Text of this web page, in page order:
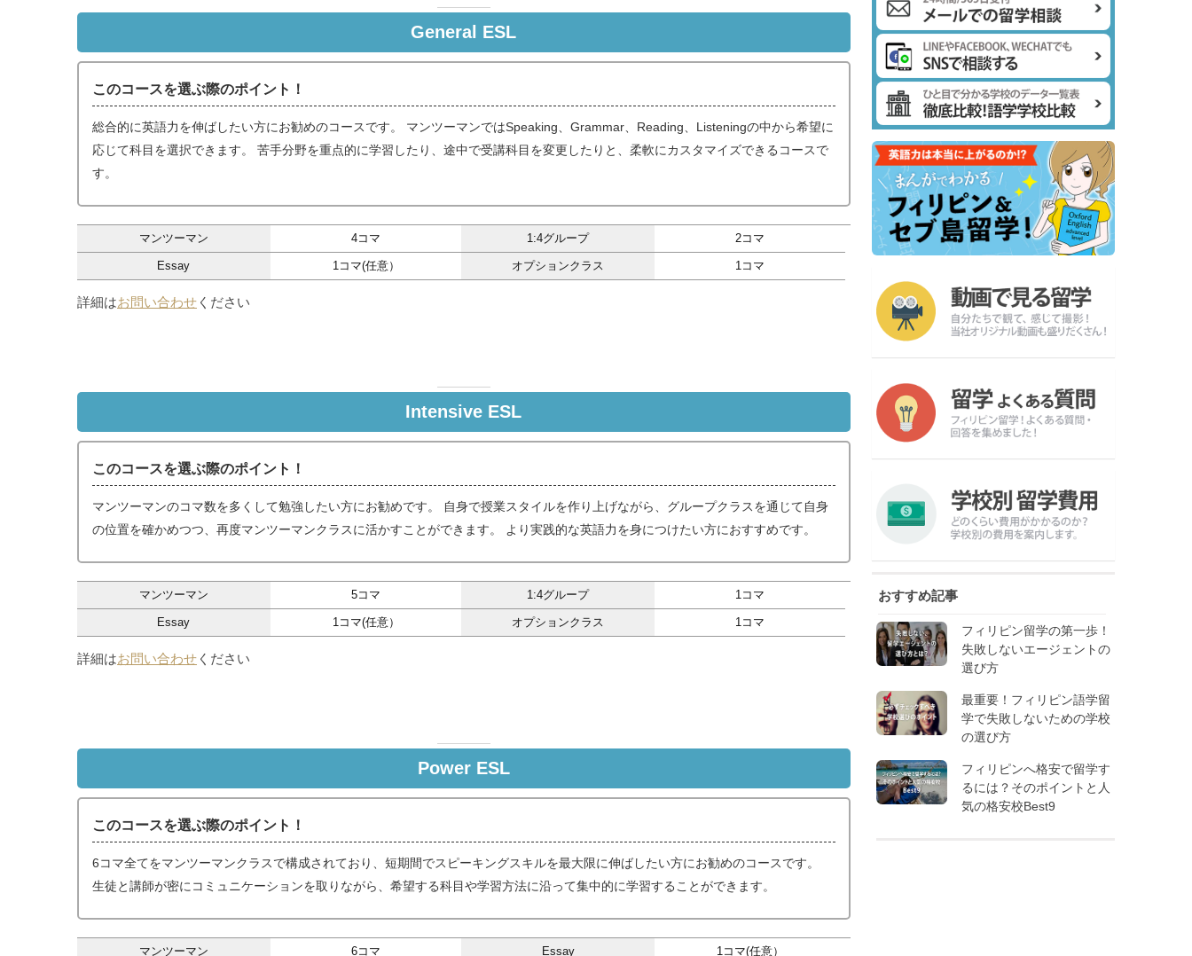
General ESL
このコースを選ぶ際のポイント！
総合的に英語力を伸ばしたい方にお勧めのコースです。 マンツーマンではSpeaking、Grammar、Reading、Listeningの中から希望に
応じて科目を選択できます。 苦手分野を重点的に学習したり、途中で受講科目を変更したりと、柔軟にカスタマイズできるコースで
す。
マンツーマン 4コマ 1:4グループ 2コマ
Essay 1コマ(任意） オプションクラス 1コマ
詳細はお問い合わせ ください
Intensive ESL
このコースを選ぶ際のポイント！
マンツーマンのコマ数を多くして勉強したい方にお勧めです。 自身で授業スタイルを作り上げながら、グループクラスを通じて自身
の位置を確かめつつ、再度マンツーマンクラスに活かすことができます。 より実践的な英語力を身につけたい方におすすめです。
マンツーマン 5コマ 1:4グループ 1コマ
Essay 1コマ(任意） オプションクラス 1コマ
詳細はお問い合わせ ください
Power ESL
このコースを選ぶ際のポイント！
6コマ全てをマンツーマンクラスで構成されており、短期間でスピーキングスキルを最大限に伸ばしたい方にお勧めのコースです。
生徒と講師が密にコミュニケーションを取りながら、希望する科目や学習方法に沿って集中的に学習することができます。
マンツーマン 6コマ Essay 1コマ(任意）
おすすめ記事
フィリピン留学の第一歩！
失敗しないエージェントの
選び方
最重要！フィリピン語学留
学で失敗しないための学校
の選び方
フィリピンへ格安で留学す
るには？そのポイントと人
気の格安校Best9